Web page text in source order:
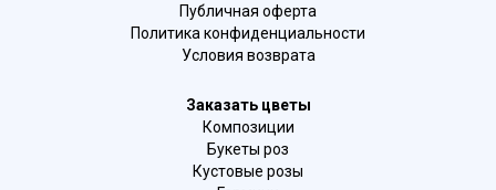
Публичная оферта
Политика конфиденциальности
Условия возврата
Заказать цветы
Композиции
Букеты роз
Кустовые розы